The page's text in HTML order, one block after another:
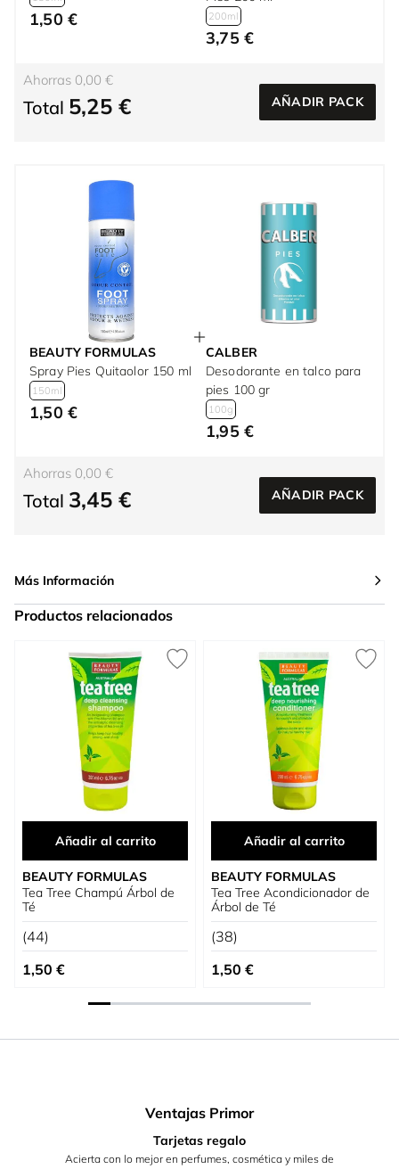
1,50 € 200ml
3,75 €
Ahorras 0,00 €
Total 5,25 € AÑADIR PACK
BEAUTY FORMULAS
Spray Pies Quitaolor 150 ml
150ml
1,50 €
CALBER
Desodorante en talco para
pies 100 gr
100g
1,95 €
Ahorras 0,00 €
Total 3,45 € AÑADIR PACK
Más Información
Productos relacionados
Añadir al carrito
BEAUTY FORMULAS
Tea Tree Champú Árbol de
Té
(44)
1,50 €
Añadir al carrito
BEAUTY FORMULAS
Tea Tree Acondicionador de
Árbol de Té
(38)
1,50 €
Ventajas Primor
Tarjetas regalo
Acierta con lo mejor en perfumes, cosmética y miles de